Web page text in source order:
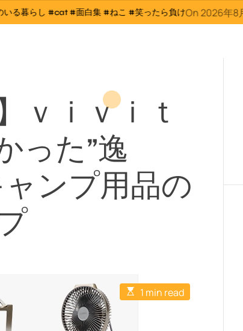
白集 #ねこ #笑ったら負けOn2026年8月6日 犬猫は体
ｖｉｖｉｔ
った”逸
ンプ用品の
E
s
1 min read